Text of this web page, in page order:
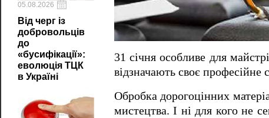
05.08.2026
Від черг із
добровольців
до
«бусифікації»:
еволюція ТЦК
в Україні
31 січня особливе для
відзначають своє професійне
Обробка дорогоцінних
мистецтва.І ні для кого не